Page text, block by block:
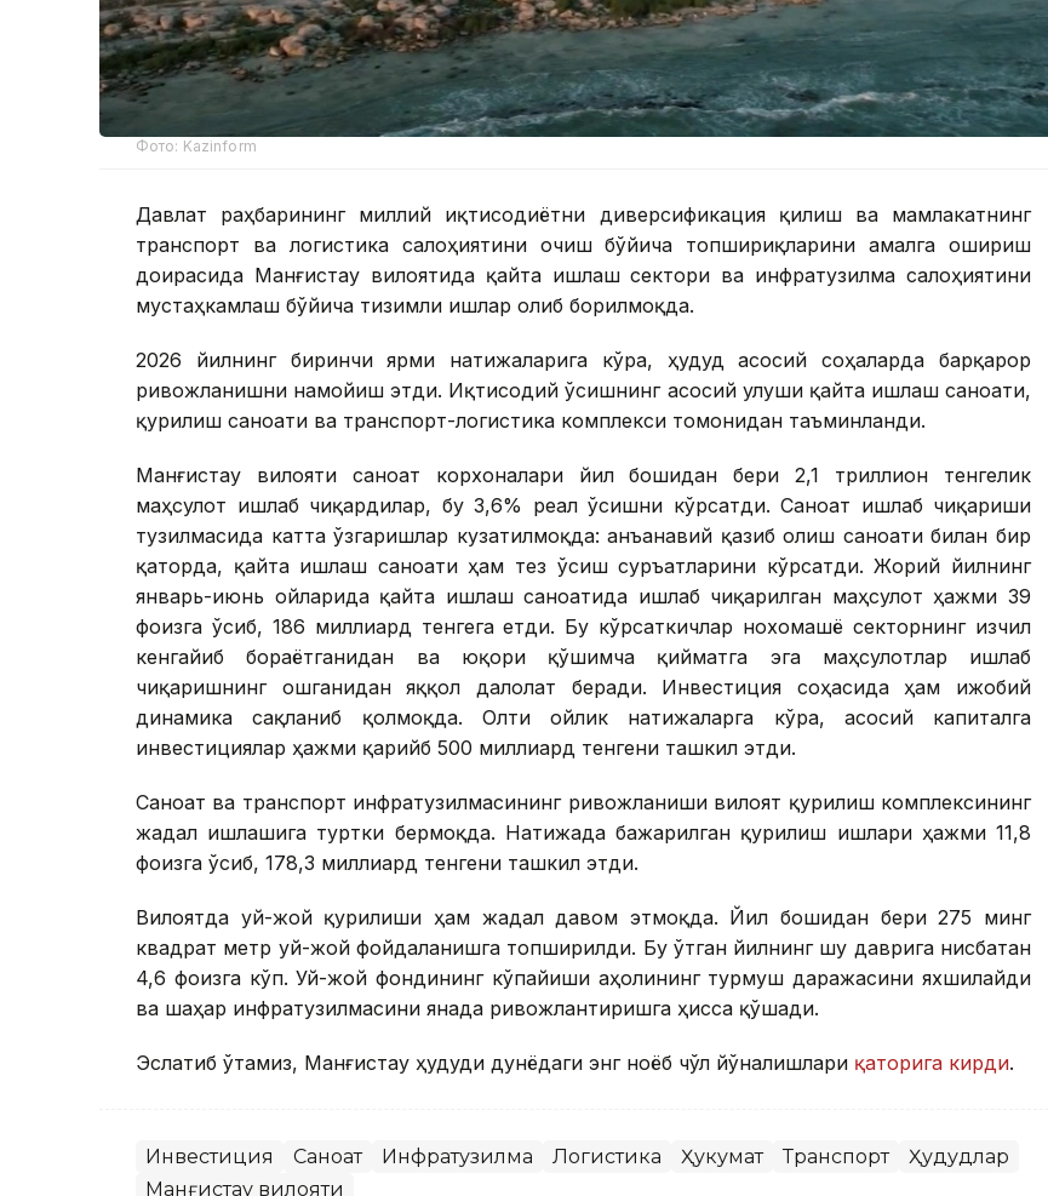
Фото: Kazinform
Давлат раҳбарининг миллий иқтисодиётни диверсификация қилиш ва мамлакатнинг
транспорт ва логистика салоҳиятини очиш бўйича топшириқларини амалга ошириш
доирасида Манғистау вилоятида қайта ишлаш сектори ва инфратузилма салоҳиятини
мустаҳкамлаш бўйича тизимли ишлар олиб борилмоқда.
2026 йилнинг биринчи ярми натижаларига кўра, ҳудуд асосий соҳаларда барқарор
ривожланишни намойиш этди. Иқтисодий ўсишнинг асосий улуши қайта ишлаш саноати,
қурилиш саноати ва транспорт-логистика комплекси томонидан таъминланди.
Манғистау вилояти саноат корхоналари йил бошидан бери 2,1 триллион тенгелик
маҳсулот ишлаб чиқардилар, бу 3,6% реал ўсишни кўрсатди. Саноат ишлаб чиқариши
тузилмасида катта ўзгаришлар кузатилмоқда: анъанавий қазиб олиш саноати билан бир
қаторда, қайта ишлаш саноати ҳам тез ўсиш суръатларини кўрсатди. Жорий йилнинг
январь-июнь ойларида қайта ишлаш саноатида ишлаб чиқарилган маҳсулот ҳажми 39
фоизга ўсиб, 186 миллиард тенгега етди. Бу кўрсаткичлар нохомашё секторнинг изчил
кенгайиб бораётганидан ва юқори қўшимча қийматга эга маҳсулотлар ишлаб
чиқаришнинг ошганидан яққол далолат беради. Инвестиция соҳасида ҳам ижобий
динамика сақланиб қолмоқда. Олти ойлик натижаларга кўра, асосий капиталга
инвестициялар ҳажми қарийб 500 миллиард тенгени ташкил этди.
Саноат ва транспорт инфратузилмасининг ривожланиши вилоят қурилиш комплексининг
жадал ишлашига туртки бермоқда. Натижада бажарилган қурилиш ишлари ҳажми 11,8
фоизга ўсиб, 178,3 миллиард тенгени ташкил этди.
Вилоятда уй-жой қурилиши ҳам жадал давом этмоқда. Йил бошидан бери 275 минг
квадрат метр уй-жой фойдаланишга топширилди. Бу ўтган йилнинг шу даврига нисбатан
4,6 фоизга кўп. Уй-жой фондининг кўпайиши аҳолининг турмуш даражасини яхшилайди
ва шаҳар инфратузилмасини янада ривожлантиришга ҳисса қўшади.
Эслатиб ўтамиз, Манғистау ҳудуди дунёдаги энг ноёб чўл йўналишлари қаторига кирди.
Инвестиция Саноат Инфратузилма Логистика Ҳукумат Транспорт
Ҳудудлар
Манғистау вилояти